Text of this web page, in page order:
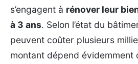
s’engagent à rénover leur
à 3 ans. Selon l’état du
peuvent coûter plusieurs
montant dépend évidemment